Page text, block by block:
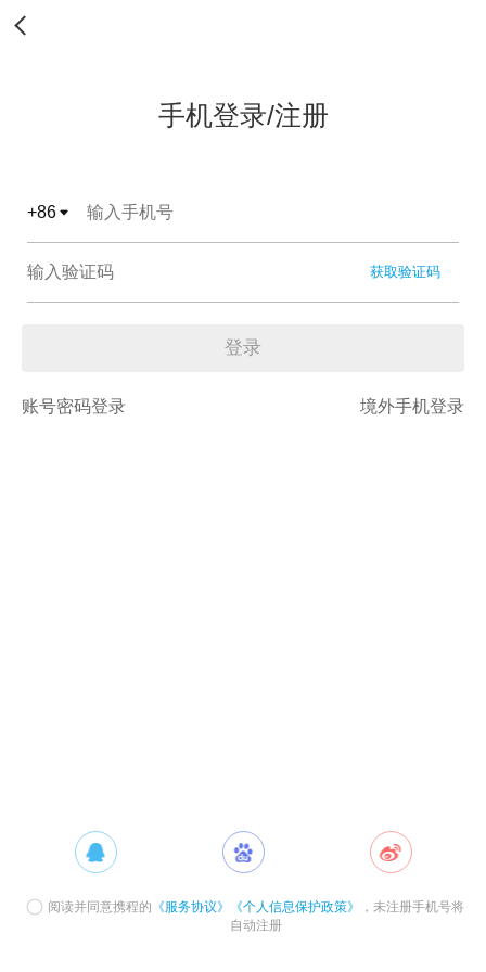
手机登录/注册
+86
获取验证码
登录
账号密码登录 境外手机登录
阅读并同意携程的 《服务协议》 《个人信息保护政策》
，未注册手机号将
自动注册